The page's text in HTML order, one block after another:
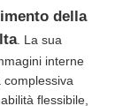
della
. La sua
interne
flessibile,